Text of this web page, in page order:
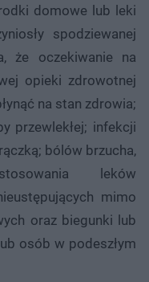
domowe lub leki
spodziewanej
że oczekiwanie na
opieki zdrowotnej
na stan zdrowia;
przewlekłej; infekcji
bólów brzucha,
leków
mimo
oraz biegunki lub
osób w podeszłym